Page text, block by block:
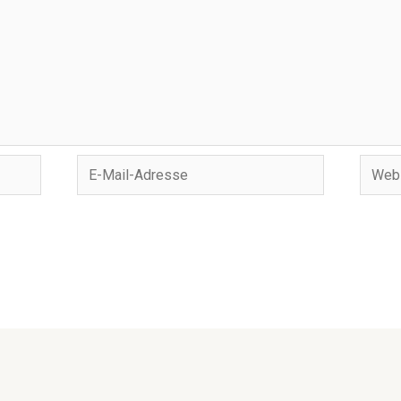
E-
Mail-